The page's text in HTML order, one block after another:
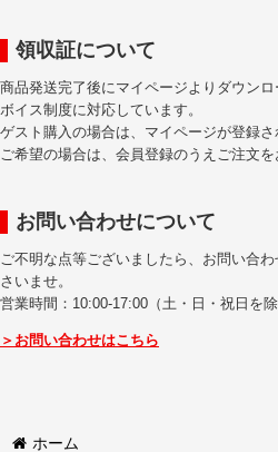
領収証について
商品発送完了後にマイページよりダウン
ボイス制度に対応しています。
ゲスト購入の場合は、マイページが登録さ
ご希望の場合は、会員登録のうえご注文を
お問い合わせについて
ご不明な点等ございましたら、お問い合
さいませ。
営業時間：10:00-17:00（土・日・祝日を除
＞お問い合わせはこちら
ホーム